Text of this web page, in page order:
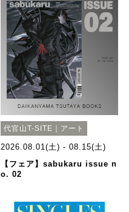
代官山T-SITE｜アート
2026.08.01(土) - 08.15(土)
【フェア】sabukaru issue n
o. 02